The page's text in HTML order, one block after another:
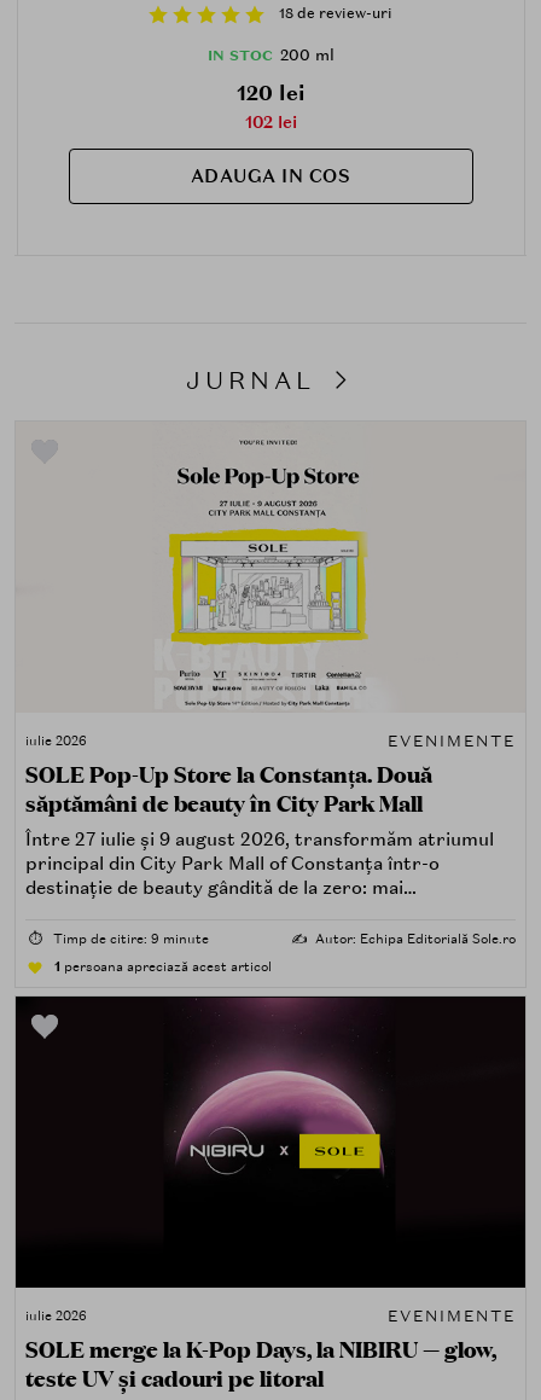
18 de review-uri
IN STOC 200 ml
120 lei
102 lei
ADAUGA IN COS
JURNAL
iulie 2026 EVENIMENTE
SOLE Pop-Up Store la Constanța. Două
săptămâni de beauty în City Park Mall
Între 27 iulie și 9 august 2026, transformăm atriumul
principal din City Park Mall of Constanța într-o
destinație de beauty gândită de la zero: mai
care îți place, de fapt, să descoperi produse — testând,
atingând, comparând, întrebând.
⏱️ Timp de citire: 9 minute ✍️ Autor: Echipa Editorială Sole.ro
1 persoana apreciază acest articol
iulie 2026 EVENIMENTE
SOLE merge la K-Pop Days, la NIBIRU — glow,
teste UV și cadouri pe litoral